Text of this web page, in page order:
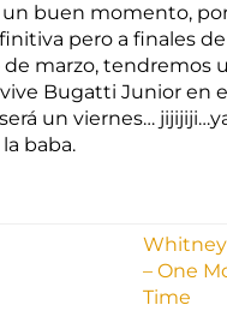
un buen momento,
pero a finales
marzo, tendremos
Bugatti Junior en
un viernes…
baba.
– One
Time